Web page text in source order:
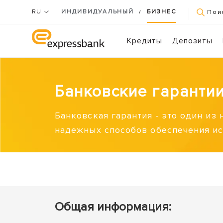
RU ИНДИВИДУАЛЬНЫЙ / БИЗНЕС
Кредиты Депозиты
Банковские
Банковская гарантия - это один
надежных способов обеспечения
Общая информация: